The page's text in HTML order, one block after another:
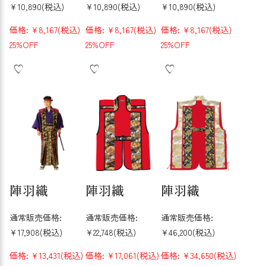
¥10,890(税込)
価格: ¥8,167(税込)
25%OFF
¥10,890(税込)
価格: ¥8,167(税込)
25%OFF
¥10,890(税込)
価格: ¥8,167(税込)
25%OFF
陣羽織
通常販売価格:
¥17,908(税込)
価格: ¥13,431(税込)
陣羽織
通常販売価格:
¥22,748(税込)
価格: ¥17,061(税込)
陣羽織
通常販売価格:
¥46,200(税込)
価格: ¥34,650(税込)